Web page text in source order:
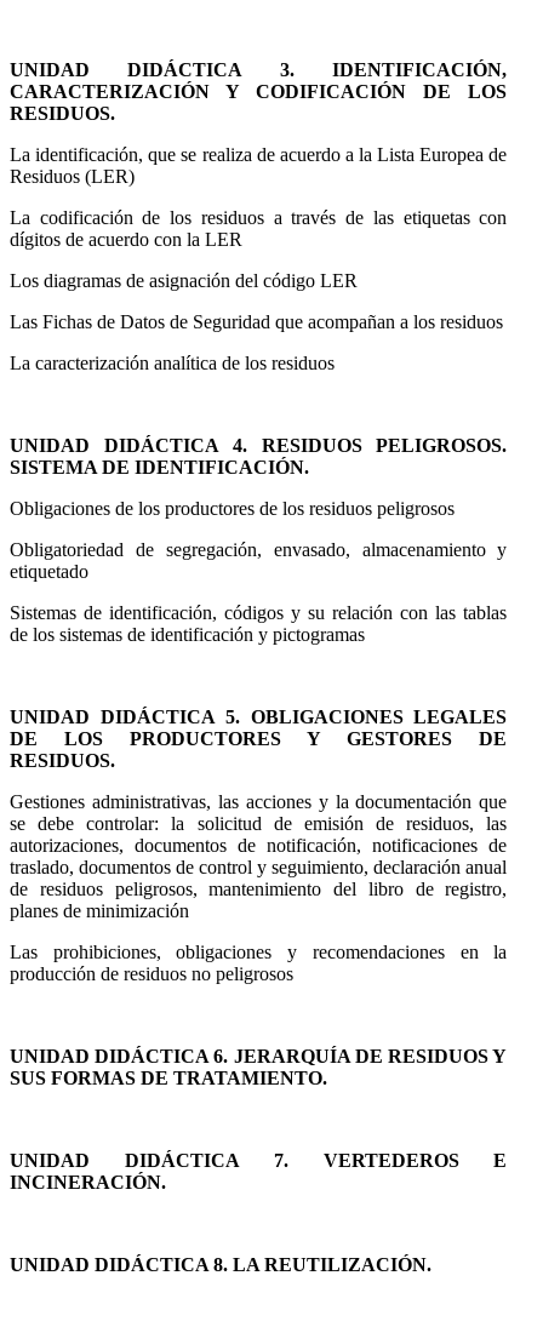
UNIDAD DIDÁCTICA 3. IDENTIFICACIÓN,
CARACTERIZACIÓN Y CODIFICACIÓN DE LOS
RESIDUOS.
La identificación, que se realiza de acuerdo a la Lista Europea de
Residuos (LER)
La codificación de los residuos a través de las etiquetas con
dígitos de acuerdo con la LER
Los diagramas de asignación del código LER
Las Fichas de Datos de Seguridad que acompañan a los residuos
La caracterización analítica de los residuos
UNIDAD DIDÁCTICA 4. RESIDUOS PELIGROSOS.
SISTEMA DE IDENTIFICACIÓN.
Obligaciones de los productores de los residuos peligrosos
Obligatoriedad de segregación, envasado, almacenamiento y
etiquetado
Sistemas de identificación, códigos y su relación con las tablas
de los sistemas de identificación y pictogramas
UNIDAD DIDÁCTICA 5. OBLIGACIONES LEGALES
DE LOS PRODUCTORES Y GESTORES DE
RESIDUOS.
Gestiones administrativas, las acciones y la documentación que
se debe controlar: la solicitud de emisión de residuos, las
autorizaciones, documentos de notificación, notificaciones de
traslado, documentos de control y seguimiento, declaración anual
de residuos peligrosos, mantenimiento del libro de registro,
planes de minimización
Las prohibiciones, obligaciones y recomendaciones en la
producción de residuos no peligrosos
UNIDAD DIDÁCTICA 6. JERARQUÍA DE RESIDUOS Y
SUS FORMAS DE TRATAMIENTO.
UNIDAD DIDÁCTICA 7. VERTEDEROS E
INCINERACIÓN.
UNIDAD DIDÁCTICA 8. LA REUTILIZACIÓN.